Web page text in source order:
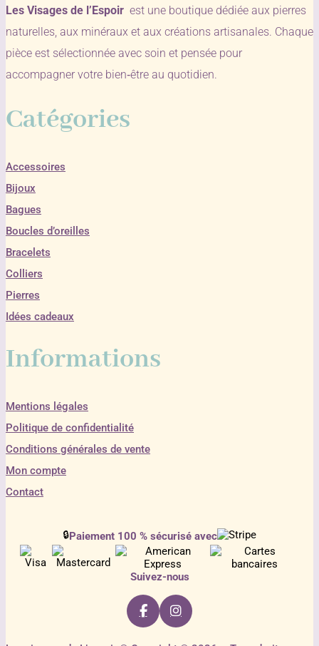
Les Visages de l’Espoir est une boutique dédiée aux pierres
naturelles, aux minéraux et aux créations artisanales. Chaque
pièce est sélectionnée avec soin et pensée pour
accompagner votre bien‑être au quotidien.
Catégories
Accessoires
Bijoux
Bagues
Boucles d’oreilles
Bracelets
Colliers
Pierres
Idées cadeaux
Informations
Mentions légales
Politique de confidentialité
Conditions générales de vente
Mon compte
Contact
🔒Paiement 100 % sécurisé avec
Suivez-nous